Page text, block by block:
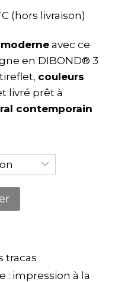
(hors livraison)
avec ce
en DIBOND® 3
couleurs
livré prêt à
contemporain
tracas
: impression à la